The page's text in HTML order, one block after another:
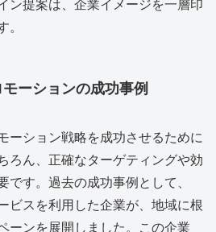
ン提案は、企業イメージを一層印
ーションの成功事例
ーション戦略を成功させるために
ろん、正確なターゲティングや効
す。過去の成功事例として、
ビスを利用した企業が、地域に根
ーンを展開しました。この企業